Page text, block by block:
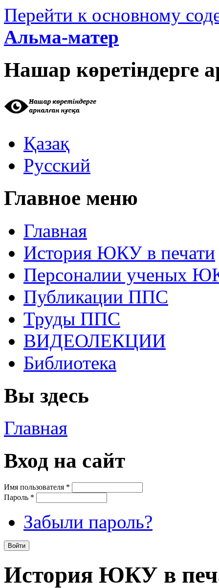
Перейти к основному
Альма-матер
Нашар көретіндерге
Қазақ
Русский
Главное меню
Главная
История ЮКУ в печати
Персоналии ученых
Публикации ППС
Труды ППС
ВИДЕОЛЕКЦИИ
Библиотека
Вы здесь
Главная
Вход на сайт
Имя пользователя *
Пароль *
Забыли пароль?
История ЮКУ в